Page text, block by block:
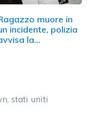
muore in
incidente, polizia
la…
, stati uniti